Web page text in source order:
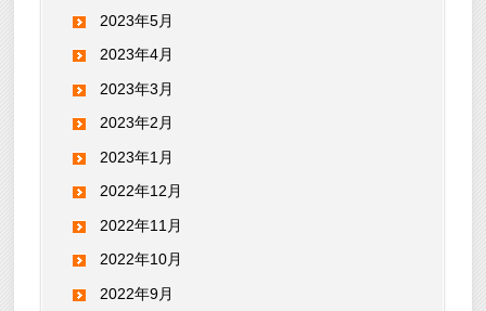
2023年5月
2023年4月
2023年3月
2023年2月
2023年1月
2022年12月
2022年11月
2022年10月
2022年9月